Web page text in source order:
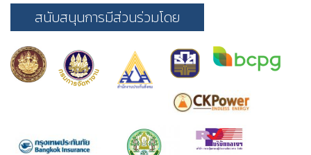
สนับสนุนการมีส่วนร่วมโดย